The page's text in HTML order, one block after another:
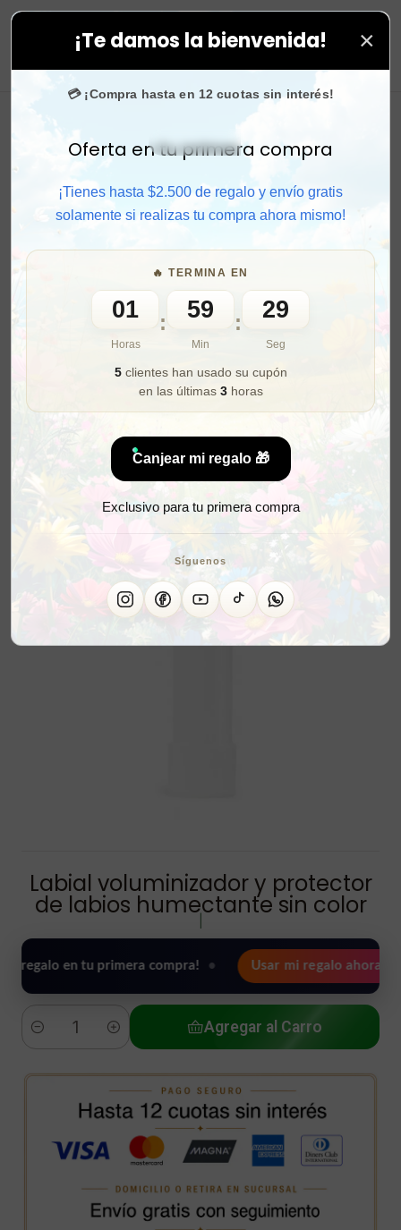
¡Te damos la bienvenida! ×
💳 ¡Compra hasta en 12 cuotas sin interés!
Activar sonido
Oferta en tu primera compra
¡Tienes hasta $2.500 de regalo y envío gratis
solamente si realizas tu compra ahora mismo!
🔥 TERMINA EN
01
Horas
: 59
Min
:
27
Seg
5clientes han usado su cupón
en las últimas 3horas
Canjear mi regalo 🎁
Exclusivo para tu primera compra
Síguenos
en nosotros.
Labial voluminizador y protector
de labios humectante sin color
en tu primera compra! • Usar mi regalo ahora 🖤
Cantidad
Agregar al Carro